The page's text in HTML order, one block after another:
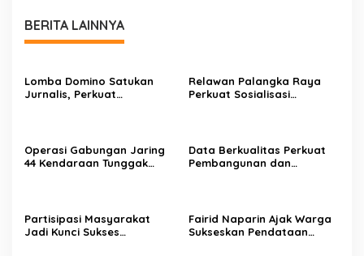
BERITA LAINNYA
Lomba Domino Satukan
Jurnalis, Perkuat
Relawan Palangka Raya
Perkuat Sosialisasi
Operasi Gabungan Jaring
44 Kendaraan Tunggak
Data Berkualitas Perkuat
Pembangunan dan
Partisipasi Masyarakat
Jadi Kunci Sukses
Fairid Naparin Ajak Warga
Sukseskan Pendataan